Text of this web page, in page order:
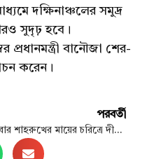
দক্ষিনাঞ্চলের সমুদ্র
সুদৃঢ় হবে।
প্রধানমন্ত্রী বানৌজা শের-
করেন।
পরবর্তী
এবার শাহরুখের মায়ের চরিত্রে দীপিকা!